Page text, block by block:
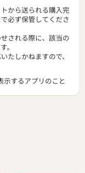
から送られる購入完
必ず保管してくださ
される際に、該当の
。
たしかねますので、
するアプリのこと